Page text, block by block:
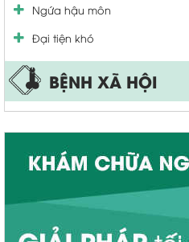
viêm cổ tử cung
Ngứa hậu môn
Đại tiện khó
BỆNH XÃ HỘI
Bệnh lậu
Mụn rộp sinh dục